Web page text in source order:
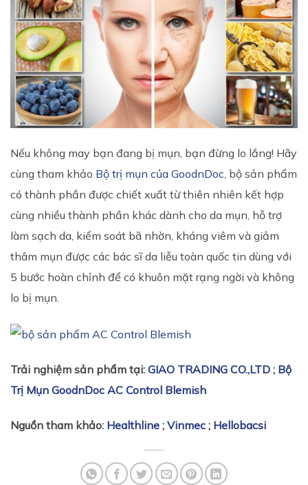
Nếu không may bạn đang bị mụn, bạn đừng lo lắng! Hãy
cùng tham khảo Bộ trị mụn của GoodnDoc, bộ sản phẩm
có thành phần được chiết xuất từ thiên nhiên kết hợp
cùng nhiều thành phần khác dành cho da mụn, hỗ trợ
làm sạch da, kiểm soát bã nhờn, kháng viêm và giảm
thâm mụn được các bác sĩ da liễu toàn quốc tin dùng với
5 bước hoàn chỉnh để có khuôn mặt rạng ngời và không
lo bị mụn.
Trải nghiệm sản phẩm tại: GIAO TRADING CO.,LTD ; Bộ
Trị Mụn GoodnDoc AC Control Blemish
Nguồn tham khảo: Healthline ; Vinmec ; Hellobacsi